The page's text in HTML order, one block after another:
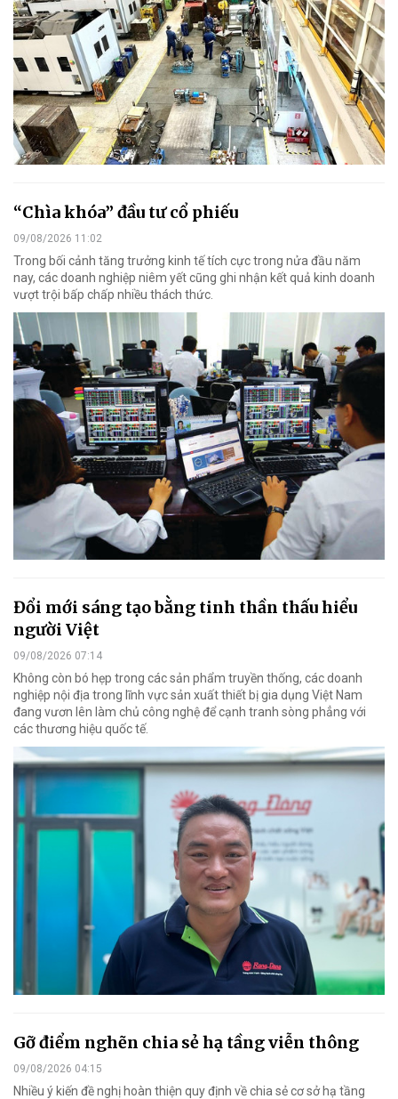
“Chìa khóa” đầu tư cổ phiếu
09/08/2026 11:02
Trong bối cảnh tăng trưởng kinh tế tích cực trong nửa đầu năm
nay, các doanh nghiệp niêm yết cũng ghi nhận kết quả kinh doanh
vượt trội bấp chấp nhiều thách thức.
Đổi mới sáng tạo bằng tinh thần thấu hiểu
người Việt
09/08/2026 07:14
Không còn bó hẹp trong các sản phẩm truyền thống, các doanh
nghiệp nội địa trong lĩnh vực sản xuất thiết bị gia dụng Việt Nam
đang vươn lên làm chủ công nghệ để cạnh tranh sòng phẳng với
các thương hiệu quốc tế.
Gỡ điểm nghẽn chia sẻ hạ tầng viễn thông
09/08/2026 04:15
Nhiều ý kiến đề nghị hoàn thiện quy định về chia sẻ cơ sở hạ tầng